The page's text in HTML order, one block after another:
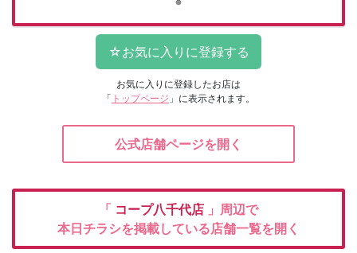
お気に入りに登録したお店は
「 トップページ 」に表示されます。
公式店舗ページを開く
「 コープ八千代店 」周辺で
本日チラシを掲載している店舗一覧を開く